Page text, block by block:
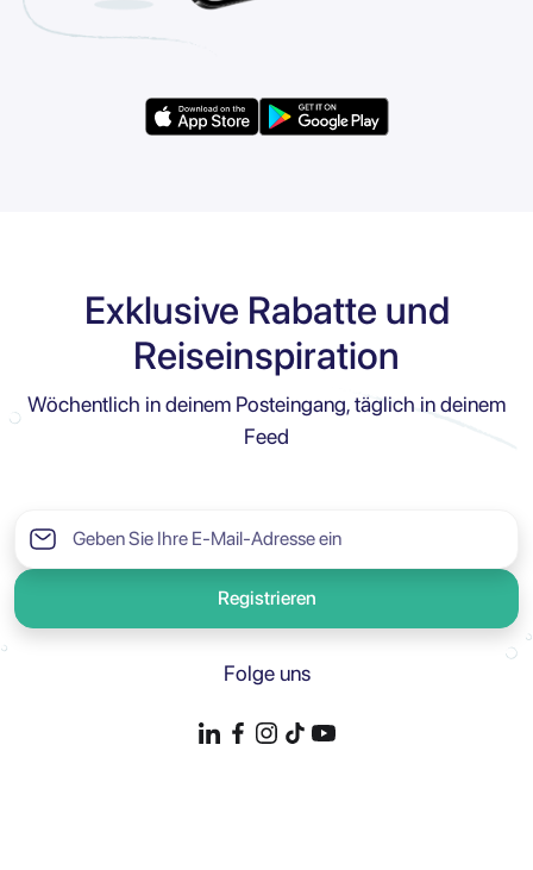
Exklusive Rabatte und
Reiseinspiration
Wöchentlich in deinem Posteingang, täglich in deinem
Feed
Registrieren
Folge uns